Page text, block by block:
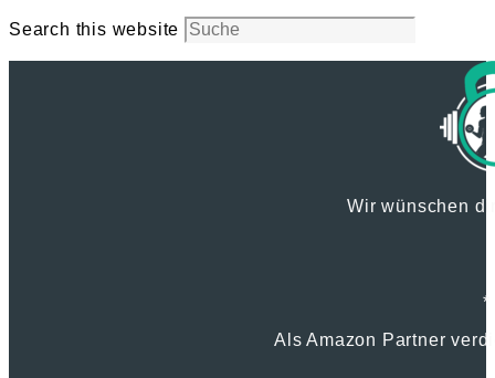
Search this website
Wir wünschen
*
Als Amazon Partner